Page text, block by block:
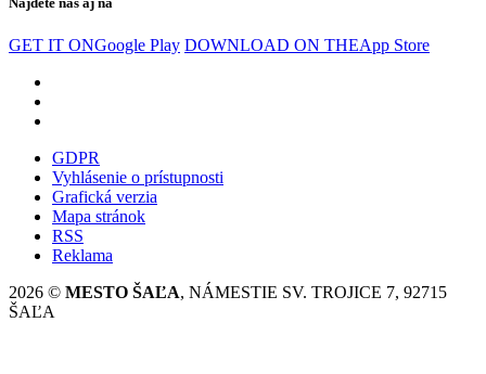
GET IT ONGoogle Play DOWNLOAD ON THEApp Store
GDPR
Vyhlásenie o prístupnosti
Grafická verzia
Mapa stránok
RSS
Reklama
2026 © MESTO ŠAĽA, NÁMESTIE SV. TROJICE 7, 92715
ŠAĽA